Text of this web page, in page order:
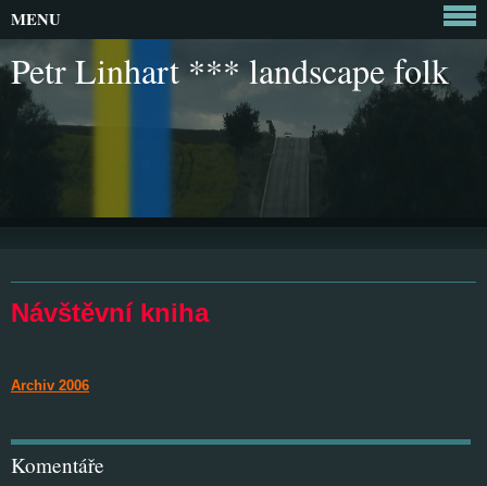
Petr Linhart *** landscape folk
Návštěvní kniha
Archiv 2006
Komentáře
MENU